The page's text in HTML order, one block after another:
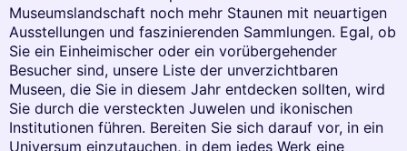
Museumslandschaft noch mehr Staunen mit neuartigen
Ausstellungen und faszinierenden Sammlungen. Egal, ob
Sie ein Einheimischer oder ein vorübergehender
Besucher sind, unsere Liste der unverzichtbaren
Museen, die Sie in diesem Jahr entdecken sollten, wird
Sie durch die versteckten Juwelen und ikonischen
Institutionen führen. Bereiten Sie sich darauf vor, in ein
Universum einzutauchen, in dem jedes Werk eine